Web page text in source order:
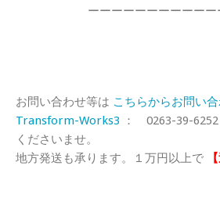
ーーーーーーーーーー
お問い合わせ等は こちらからお問い
Transform-Works3 ： 0263-39-
くださいませ。
地方発送も承ります。１万円以上で